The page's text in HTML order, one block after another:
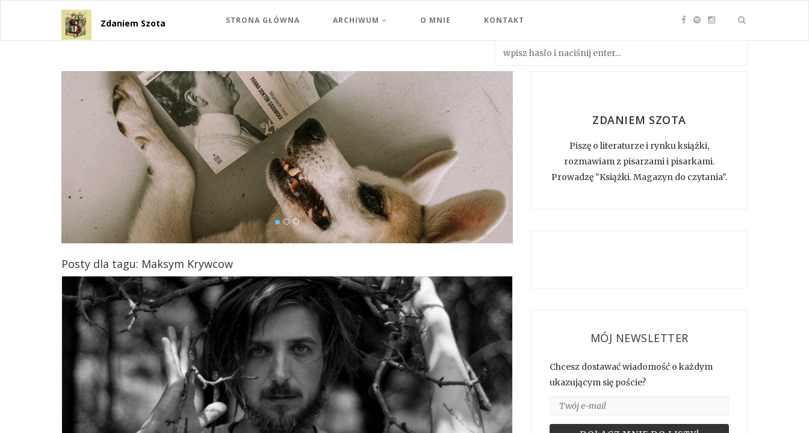
Zdaniem Szota STRONA GŁÓWNA ARCHIWUM O MNIE KONTAKT
Posty dla tagu: Maksym Krywcow
ZDANIEM SZOTA
Piszę o literaturze i rynku książki,
rozmawiam z pisarzami i pisarkami.
Prowadzę "Książki. Magazyn do czytania".
MÓJ NEWSLETTER
Chcesz dostawać wiadomość o każdym
ukazującym się poście?